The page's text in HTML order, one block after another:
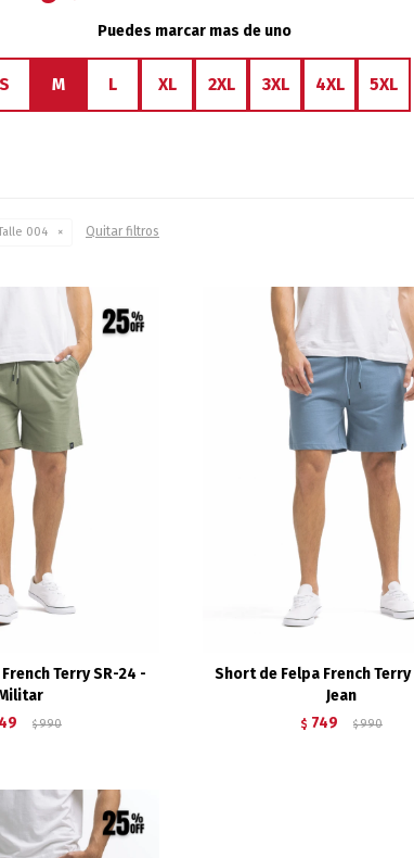
Puedes marcar mas de uno
S M L XL 2XL 3XL 4XL 5XL
004 Quitar filtros
Terry SR-24 -
$ 990
Short de Felpa French Terry
Jean
$ 749 $ 990